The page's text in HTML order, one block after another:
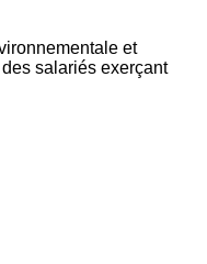
et
salariés exerçant